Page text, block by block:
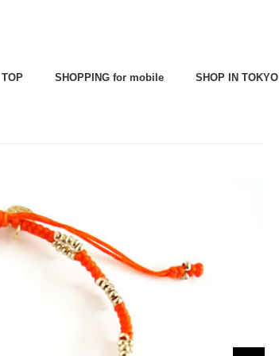
TOP SHOPPING for mobile SHOP IN TOKYO